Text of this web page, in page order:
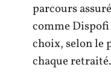
parcours
comme
choix, selon le
chaque retraité.